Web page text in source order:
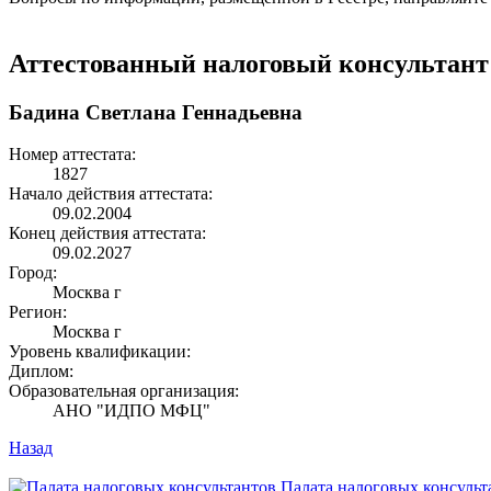
Аттестованный налоговый консультант
Бадина Светлана Геннадьевна
Номер аттестата:
1827
Начало действия аттестата:
09.02.2004
Конец действия аттестата:
09.02.2027
Город:
Москва г
Регион:
Москва г
Уровень квалификации:
Диплом:
Образовательная организация:
АНО "ИДПО МФЦ"
Назад